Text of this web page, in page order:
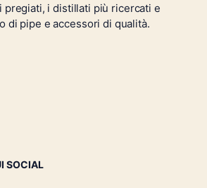
pregiati, i distillati più ricercati e
di pipe e accessori di qualità.
SOCIAL